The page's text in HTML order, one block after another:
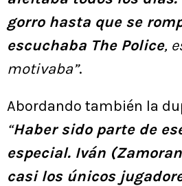
gorro hasta que se
escuchaba The Police,
motivaba”.
Abordando también la
“Haber sido parte de
especial. Iván
casi los únicos